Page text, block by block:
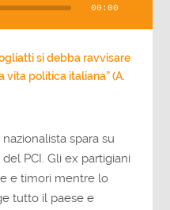
00:00
si debba ravvisare
vita politica italiana” (A.
spara su
PCI. Gli ex partigiani
e timori mentre lo
tutto il paese e